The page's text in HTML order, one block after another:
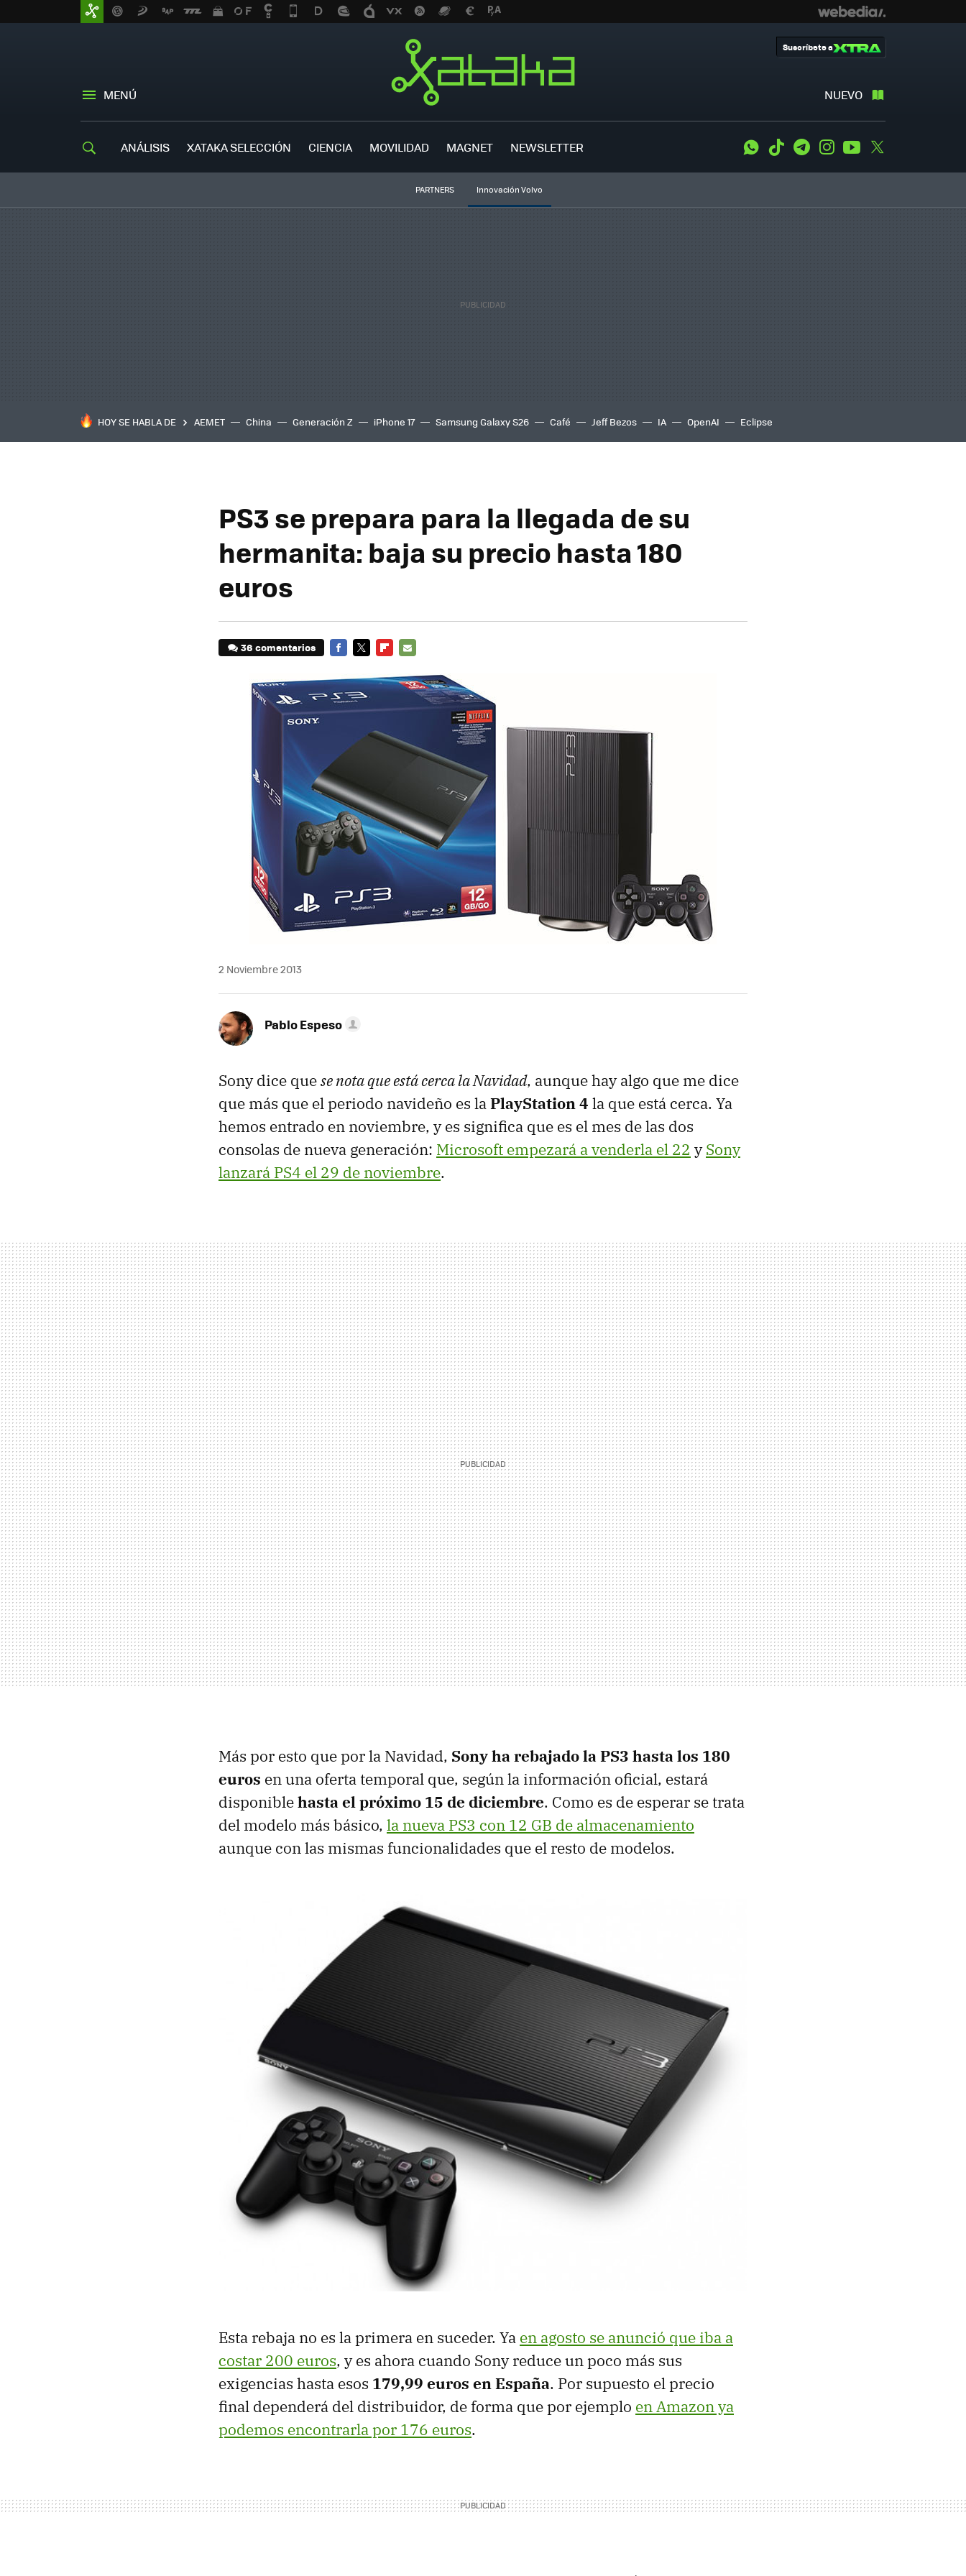
MENÚ NUEVO
Suscríbete a
ANÁLISIS XATAKA SELECCIÓN CIENCIA MOVILIDAD MAGNET NEWSLETTER WhatsApp
Tiktok TelegramInstagramYoutube
PARTNERS Innovación Volvo
HOY SE HABLA DE AEMET China Generación Z iPhone 17 Samsung Galaxy S26 Café Jeff Bezos IA OpenAI Eclipse
PS3 se prepara para la llegada de su
hermanita: baja su precio hasta 180
euros
36 comentarios
MAIL
2 Noviembre 2013
Pablo Espeso
Sony dice quese nota que está cerca la Navidad, aunque hay algo que me dice
que más que el periodo navideño es laPlayStation 4 la que está cerca. Ya
hemos entrado en noviembre, y es significa que es el mes de las dos
consolas de nueva generación: Microsoft empezará a venderla el 22 ySony
lanzará PS4 el 29 de noviembre.
Más por esto que por la Navidad, Sony ha rebajado la PS3 hasta los 180
euros en una oferta temporal que, según la información oficial, estará
disponiblehasta el próximo 15 de diciembre. Como es de esperar se trata
del modelo más básico, la nueva PS3 con 12 GB de almacenamiento
aunque con las mismas funcionalidades que el resto de modelos.
Esta rebaja no es la primera en suceder. Ya en agosto se anunció que iba a
costar 200 euros, y es ahora cuando Sony reduce un poco más sus
exigencias hasta esos 179,99 euros en España. Por supuesto el precio
final dependerá del distribuidor, de forma que por ejemplo en Amazon ya
podemos encontrarla por 176 euros.